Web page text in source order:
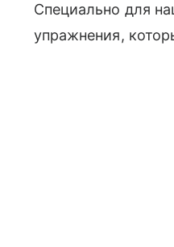
Специально для
упражнения,